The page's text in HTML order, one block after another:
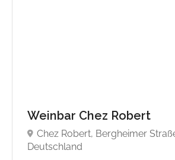
Weinbar Chez Robert
Chez Robert, Bergheimer
Deutschland